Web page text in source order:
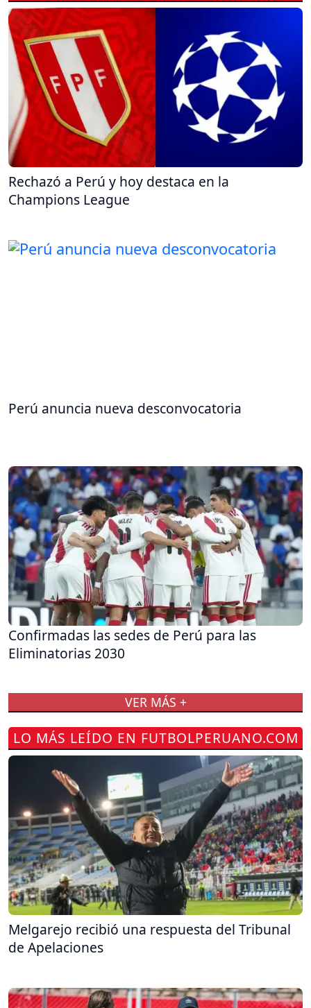
Rechazó a Perú y hoy destaca en la
Champions League
Perú anuncia nueva desconvocatoria
Confirmadas las sedes de Perú para las
Eliminatorias 2030
VER MÁS +
LO MÁS LEÍDO EN FUTBOLPERUANO.COM
Melgarejo recibió una respuesta del Tribunal
de Apelaciones